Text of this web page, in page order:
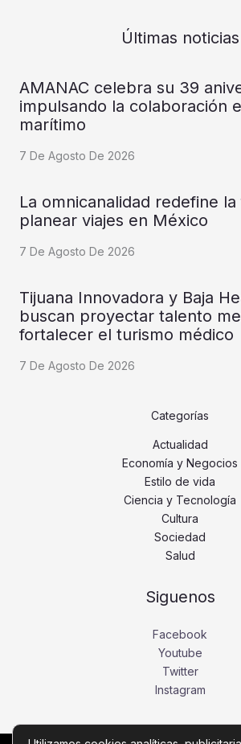
Últimas noticias
AMANAC celebra su 39
impulsando la colaboración
marítimo
7 De Agosto De 2026
La omnicanalidad redefine
planear viajes en México
7 De Agosto De 2026
Tijuana Innovadora y Baja
buscan proyectar talento
fortalecer el turismo médico
7 De Agosto De 2026
Categorías
Actualidad
Economía y Negocios
Estilo de vida
Ciencia y Tecnología
Cultura
Sociedad
Salud
Siguenos
Facebook
Youtube
Twitter
Instagram